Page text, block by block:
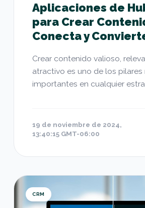
Aplicaciones de
para Crear
Conecta y
Crear contenido valioso,
atractivo es uno de los pilares
importantes en cualquier
19 de noviembre de 2024,
13:40:15 GMT-06:00
Office 365 CRM vs HubSpot:
CRM